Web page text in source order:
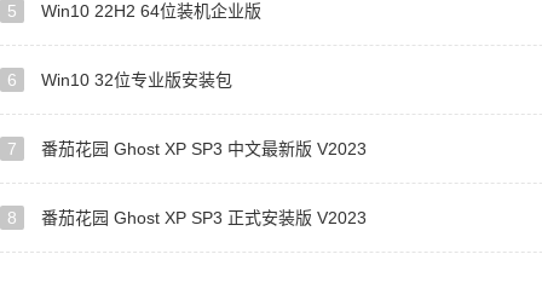
5 Win10 22H2 64位装机企业版
6 Win10 32位专业版安装包
7 番茄花园 Ghost XP SP3 中文最新版 V2023
8 番茄花园 Ghost XP SP3 正式安装版 V2023